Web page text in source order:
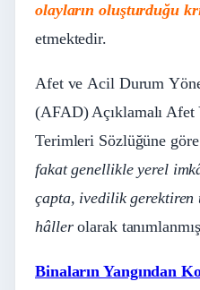
olayların oluşturduğu
etmektedir.
Afet ve Acil Durum
(AFAD) Açıklamalı
Terimleri Sözlüğüne
fakat genellikle yerel
çapta, ivedilik gerektiren
hâllerolarak
Binaların Yangından